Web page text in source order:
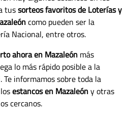
tussorteos favoritos de Loterías y
como pueden ser la
Nacional, entre otros.
ahora en Mazaleón más
lo más rápido posible a la
informamos sobre toda la
estancos en Mazaleóny otras
cercanos.